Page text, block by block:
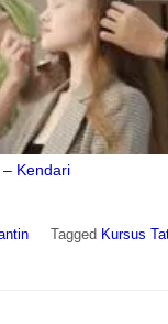
– Kendari
Tagged Kursus